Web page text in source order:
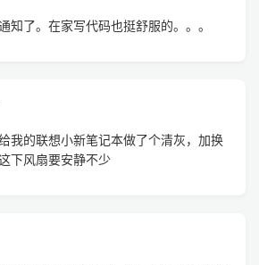
知了。在家写代码也挺舒服的。。。
我的联想小新笔记本做了个清灰，加换
下风扇要安静不少